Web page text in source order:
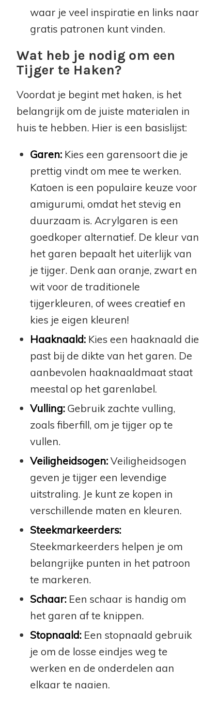
waar je veel inspiratie en links naar
gratis patronen kunt vinden.
Wat heb je nodig om een
Tijger te Haken?
Voordat je begint met haken, is het
belangrijk om de juiste materialen in
huis te hebben. Hier is een basislijst:
Garen:Kies een garensoort die je
prettig vindt om mee te werken.
Katoen is een populaire keuze voor
amigurumi, omdat het stevig en
duurzaam is. Acrylgaren is een
goedkoper alternatief. De kleur van
het garen bepaalt het uiterlijk van
je tijger. Denk aan oranje, zwart en
wit voor de traditionele
tijgerkleuren, of wees creatief en
kies je eigen kleuren!
Haaknaald:Kies een haaknaald die
past bij de dikte van het garen. De
aanbevolen haaknaaldmaat staat
meestal op het garenlabel.
Vulling:Gebruik zachte vulling,
zoals fiberfill, om je tijger op te
vullen.
Veiligheidsogen:Veiligheidsogen
geven je tijger een levendige
uitstraling. Je kunt ze kopen in
verschillende maten en kleuren.
Steekmarkeerders:
Steekmarkeerders helpen je om
belangrijke punten in het patroon
te markeren.
Schaar:Een schaar is handig om
het garen af te knippen.
Stopnaald:Een stopnaald gebruik
je om de losse eindjes weg te
werken en de onderdelen aan
elkaar te naaien.